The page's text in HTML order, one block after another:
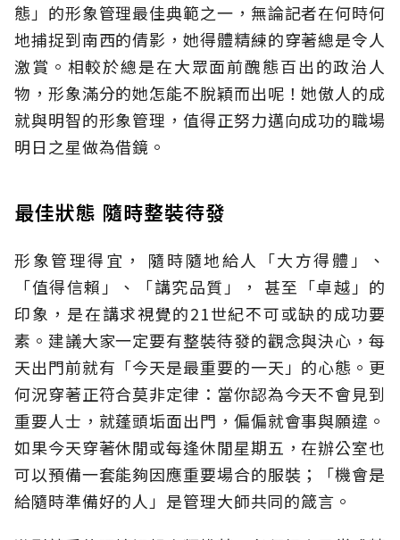
態」的形象管理最佳典範之一，無論記者在何時何
地捕捉到南西的倩影，她得體精練的穿著總是令人
激賞。相較於總是在大眾面前醜態百出的政治人
物，形象滿分的她怎能不脫穎而出呢！她傲人的成
就與明智的形象管理，值得正努力邁向成功的職場
明日之星做為借鏡。
最佳狀態 隨時整裝待發
形象管理得宜， 隨時隨地給人「大方得體」、
「值得信賴」、「講究品質」， 甚至「卓越」的
印象，是在講求視覺的21世紀不可或缺的成功要
素。建議大家一定要有整裝待發的觀念與決心，每
天出門前就有「今天是最重要的一天」的心態。更
何況穿著正符合莫非定律：當你認為今天不會見到
重要人士，就蓬頭垢面出門，偏偏就會事與願違。
如果今天穿著休閒或每逢休閒星期五，在辦公室也
可以預備一套能夠因應重要場合的服裝；「機會是
給隨時準備好的人」是管理大師共同的箴言。